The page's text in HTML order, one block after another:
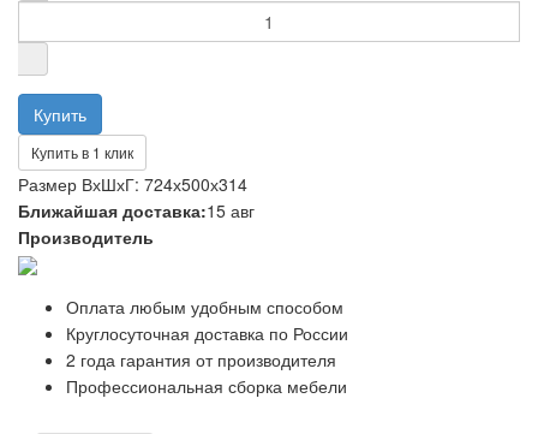
Купить в 1 клик
Размер ВхШхГ: 724х500х314
Ближайшая доставка:15 авг
Производитель
Оплата любым удобным способом
Круглосуточная доставка по России
2 года гарантия от производителя
Профессиональная сборка мебели